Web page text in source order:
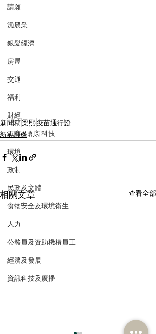
請願
漁農業
銀髮經濟
房屋
交通
福利
財經
工商及創新科技
環境
政制
民政及文體
食物安全及環境衛生
人力
公務員及資助機構員工
經濟及發展
資訊科技及廣播
新聞稿梁熙疫苗通行證
新冠肺炎
相關文章 查看全部